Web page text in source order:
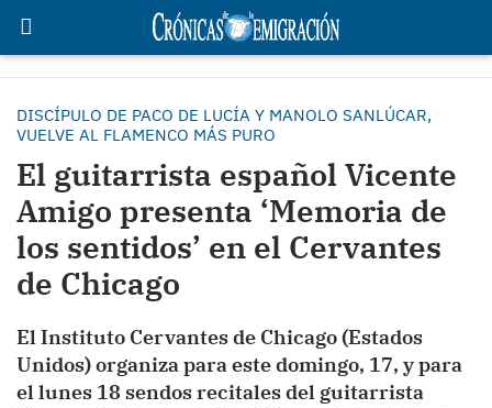
DISCÍPULO DE PACO DE LUCÍA Y MANOLO SANLÚCAR,
VUELVE AL FLAMENCO MÁS PURO
El guitarrista español Vicente
Amigo presenta ‘Memoria de
los sentidos’ en el Cervantes
de Chicago
El Instituto Cervantes de Chicago (Estados
Unidos) organiza para este domingo, 17, y para
el lunes 18 sendos recitales del guitarrista